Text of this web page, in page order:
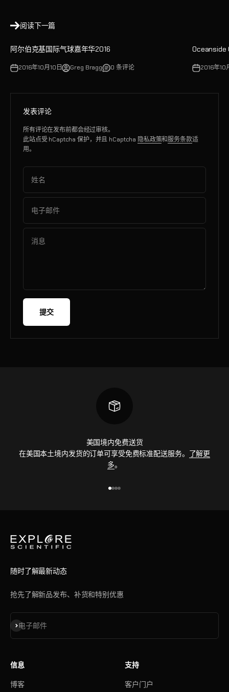
阅读下一篇
阿尔伯克基国际气球嘉年华2016
2016年10月10日 Greg Bragg 0 条评论
Oceanside
2016年10
发表评论
所有评论在发布前都会经过审核。
此站点受 hCaptcha 保护，并且 hCaptcha 隐私政策和服务条款适
用。
姓名
电子邮件
消息
提交
美国境内免费送货
在美国本土境内发货的订单可享受免费标准配送服务。 了解更
多。
随时了解最新动态
抢先了解新品发布、补货和特别优惠
电子邮件
订阅
信息
博客
支持
客户门户